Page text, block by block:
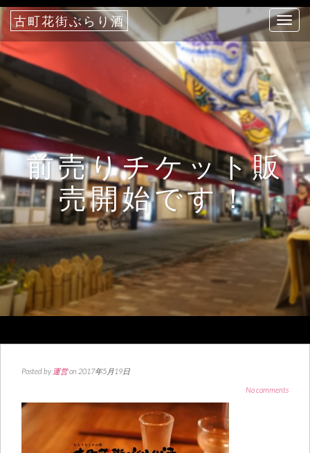
T
o
l
e
n
a
v
i
g
a
t
i
o
n
古町花街ぶらり酒
前売りチケット販
売開始です！
Posted by 運営on 2017年5月19日
No comments